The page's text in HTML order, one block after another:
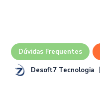
Dúvidas Frequentes
Desoft7 Tecnologia